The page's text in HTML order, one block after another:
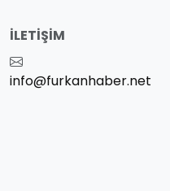
İLETIŞIM
info@furkanhaber.net